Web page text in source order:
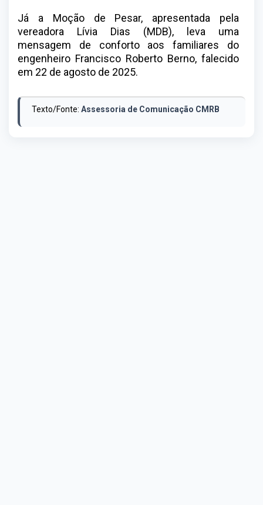
Já a Moção de Pesar, apresentada pela
vereadora Lívia Dias (MDB), leva uma
mensagem de conforto aos familiares do
engenheiro Francisco Roberto Berno, falecido
em 22 de agosto de 2025.
Texto/Fonte: Assessoria de Comunicação CMRB